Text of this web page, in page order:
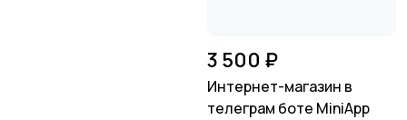
3 500 ₽
Интернет-магазин в
телеграм боте MiniApp